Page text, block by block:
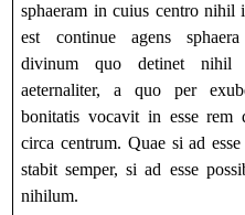
sphaeram in cuius centro nihil
est continue agens
divinum quo detinet nihil
aeternaliter, a quo per
bonitatis vocavit in esse rem
circa centrum. Quae si ad
stabit semper, si ad esse
nihilum.